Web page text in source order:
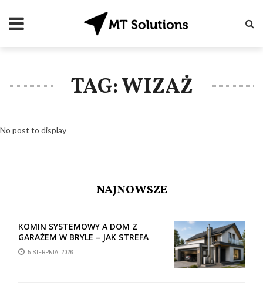
TAG: WIZAŻ
No post to display
NAJNOWSZE
KOMIN SYSTEMOWY A DOM Z
GARAŻEM W BRYLE – JAK STREFA
TECHNICZNA WPŁYWA NA
PROWADZENIE ...
5 SIERPNIA, 2026